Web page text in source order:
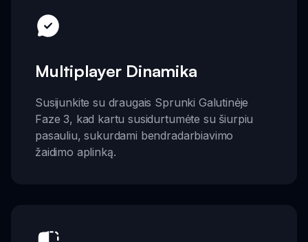
Multiplayer Dinamika
Susijunkite su draugais Sprunki Galutinėje
Faze 3, kad kartu susidurtumėte su šiurpiu
pasauliu, sukurdami bendradarbiavimo
žaidimo aplinką.